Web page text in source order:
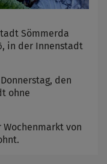
Sömmerda
in der Innenstadt
den
ohne
von